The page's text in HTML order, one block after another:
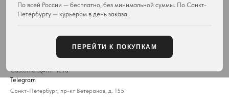
По всей России — бесплатно, без минимальной суммы. По Санкт-
Петербургу — курьером в день заказа.
ПЕРЕЙТИ К ПОКУПКАМ
Контакты
Карта сайта
Все материалы
+7 929 115-81-82
Customers@lm-llc.ru
Telegram
Санкт-Петербург, пр-кт Ветеранов, д. 155